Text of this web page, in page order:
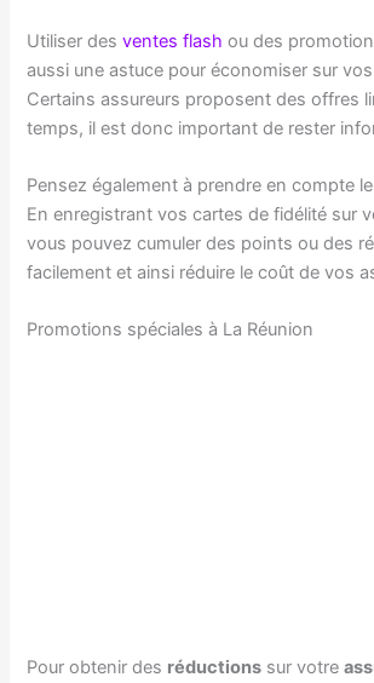
Utiliser desventes flash ou des
aussi une astuce pour économiser sur
Certains assureurs proposent des offres
temps, il est donc important de rester
Pensez également à prendre en compte
En enregistrant vos cartes de fidélité sur
vous pouvez cumuler des points ou des
facilement et ainsi réduire le coût de vos
Promotions spéciales à La Réunion
Pour obtenir des réductions sur votre